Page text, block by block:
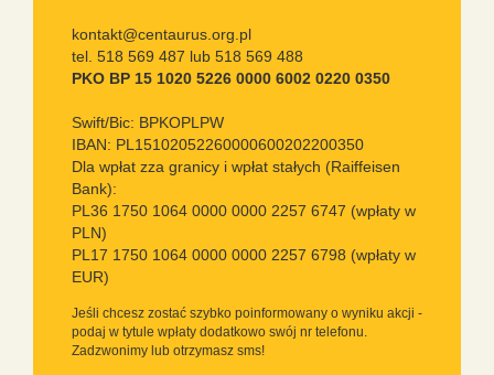
kontakt@centaurus.org.pl
tel. 518 569 487 lub 518 569 488
PKO BP 15 1020 5226 0000 6002 0220 0350
Swift/Bic: BPKOPLPW
IBAN: PL15102052260000600202200350
Dla wpłat zza granicy i wpłat stałych (Raiffeisen
Bank):
PL36 1750 1064 0000 0000 2257 6747 (wpłaty w
PLN)
PL17 1750 1064 0000 0000 2257 6798 (wpłaty w
EUR)
Jeśli chcesz zostać szybko poinformowany o wyniku akcji -
podaj w tytule wpłaty dodatkowo swój nr telefonu.
Zadzwonimy lub otrzymasz sms!